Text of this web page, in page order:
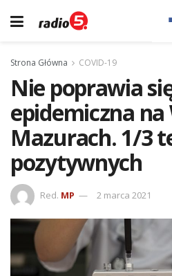
Strona Główna COVID-19
Nie poprawia
epidemiczna
Mazurach. 1/3
pozytywnych
Red. MP 2 marca 2021